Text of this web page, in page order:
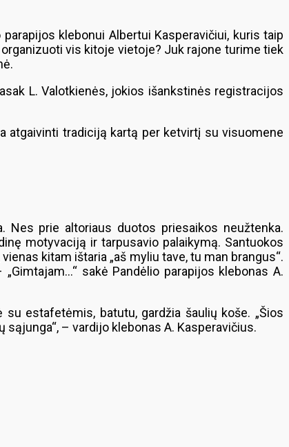
klebonui Albertui Kasperavičiui, kuris taip
vis kitoje vietoje? Juk rajone turime tiek
L. Valotkienės, jokios išankstinės registracijos
atgaivinti tradiciją kartą per ketvirtį su visuomene
Nes prie altoriaus duotos priesaikos neužtenka.
motyvaciją ir tarpusavio palaikymą. Santuokos
kitam ištaria „aš myliu tave, tu man brangus“.
sakė Pandėlio parapijos klebonas A.
estafetėmis, batutu, gardžia šaulių koše. „Šios
– vardijo klebonas A. Kasperavičius.